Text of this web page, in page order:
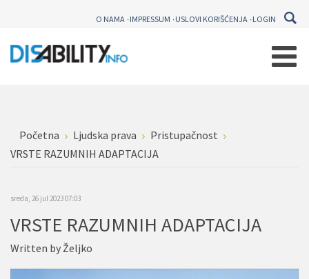
O NAMA IMPRESSUM USLOVI KORIŠĆENJA LOGIN
Početna Ljudska prava
Pristupačnost
VRSTE RAZUMNIH ADAPTACIJA
sreda, 26 jul 2023 07:03
VRSTE RAZUMNIH ADAPTACIJA
Written byŽeljko